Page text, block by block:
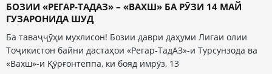
БОЗИИ «РЕГАР-ТАДАЗ» – «ВАХШ» БА РӮЗИ 14 МАЙ
ГУЗАРОНИДА ШУД
Ба таваҷҷӯҳи мухлисон! Бозии даври даҳуми Лигаи олии
Тоҷикистон байни дастаҳои «Регар-ТадАЗ»-и Турсунзода ва
«Вахш»-и Қӯрғонтеппа, ки бояд имрӯз, 13